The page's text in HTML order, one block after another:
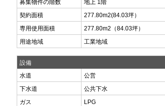
募集物件の階数
地上 1階
契約面積
277.80m2(84.03坪）
専用使用面積
277.80m2 （84.03坪）
用途地域
工業地域
設備
水道
公営
下水道
公共下水
ガス
LPG